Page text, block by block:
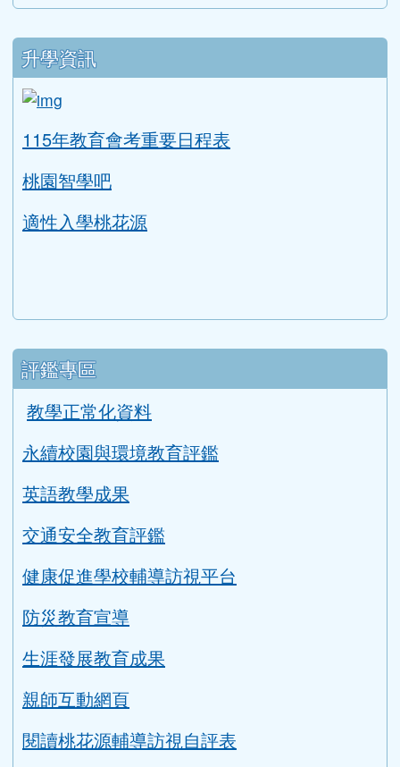
升學資訊
ink to https://tyc.entry.edu.tw/NoExamImitate_TL/
115年教育會考重要日程表
桃園智學吧
適性入學桃花源
評鑑專區
教學正常化資料
永續校園與環境教育評鑑
英語教學成果
交通安全教育評鑑
健康促進學校輔導訪視平台
防災教育宣導
生涯發展教育成果
親師互動網頁
閱讀桃花源輔導訪視自評表